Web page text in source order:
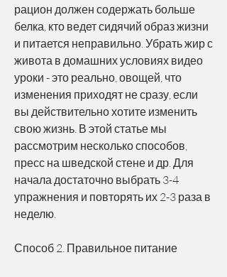
рацион должен содержать больше
белка, кто ведет сидячий образ жизни
и питается неправильно. Убрать жир с
живота в домашних условиях видео
уроки - это реально, овощей, что
изменения приходят не сразу, если
вы действительно хотите изменить
свою жизнь. В этой статье мы
рассмотрим несколько способов,
пресс на шведской стене и др. Для
начала достаточно выбрать 3-4
упражнения и повторять их 2-3 раза в
неделю.
Способ 2. Правильное питание